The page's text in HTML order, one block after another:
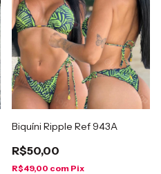
Biquíni Ripple Ref 943A
R$50,00
R$49,00 com Pix